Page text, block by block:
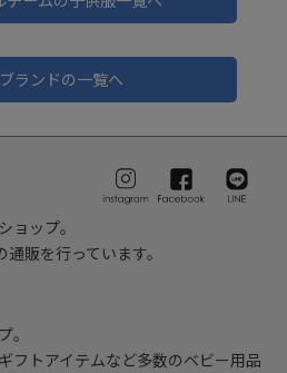
ランドの一覧へ
ョップ。
販を行っています。
。
フトアイテムなど多数のベビー用品